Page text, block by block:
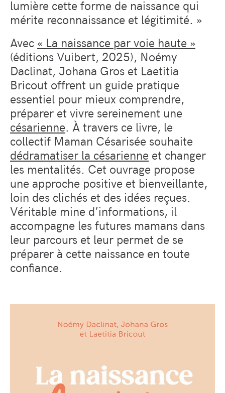
lumière cette forme de naissance qui
mérite reconnaissance et légitimité. »
Avec « La naissance par voie haute »
(éditions Vuibert, 2025), Noémy
Daclinat, Johana Gros et Laetitia
Bricout offrent un guide pratique
essentiel pour mieux comprendre,
préparer et vivre sereinement une
césarienne. À travers ce livre, le
collectif Maman Césarisée souhaite
dédramatiser la césarienne et changer
les mentalités. Cet ouvrage propose
une approche positive et bienveillante,
loin des clichés et des idées reçues.
Véritable mine d’informations, il
accompagne les futures mamans dans
leur parcours et leur permet de se
préparer à cette naissance en toute
confiance.